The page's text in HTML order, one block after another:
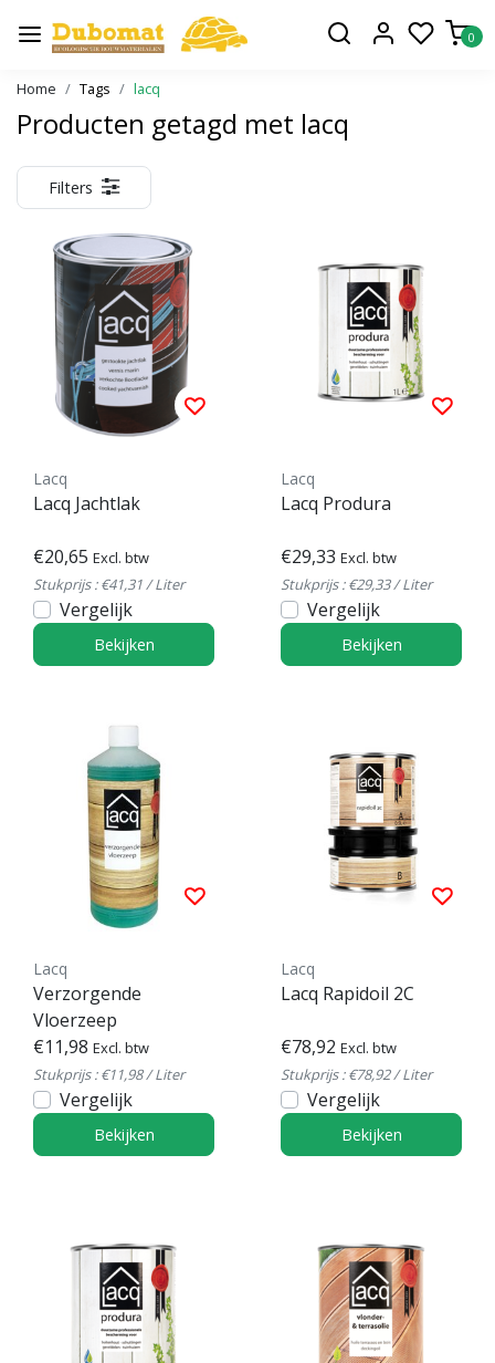
0
Home Tags lacq
Producten getagd met lacq
Filters
Lacq
Lacq Jachtlak
€20,65 Excl. btw
Stukprijs : €41,31 / Liter
Vergelijk
Bekijken
Lacq
Lacq Produra
€29,33 Excl. btw
Stukprijs : €29,33 / Liter
Vergelijk
Bekijken
Lacq
Verzorgende
Vloerzeep
€11,98 Excl. btw
Stukprijs : €11,98 / Liter
Vergelijk
Bekijken
Lacq
Lacq Rapidoil 2C
€78,92 Excl. btw
Stukprijs : €78,92 / Liter
Vergelijk
Bekijken